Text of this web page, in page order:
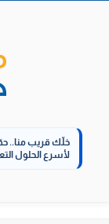
خلّك قريب منا..
لأسرع الحلول